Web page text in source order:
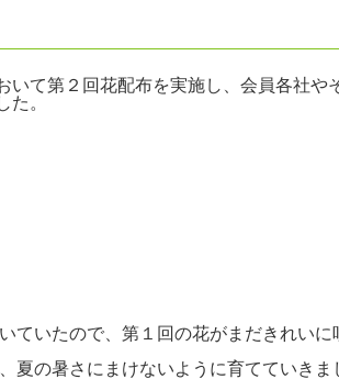
いて第２回花配布を実施し、会員各社や
た。
ていたので、第１回の花がまだきれいに
夏の暑さにまけないように育てていきま